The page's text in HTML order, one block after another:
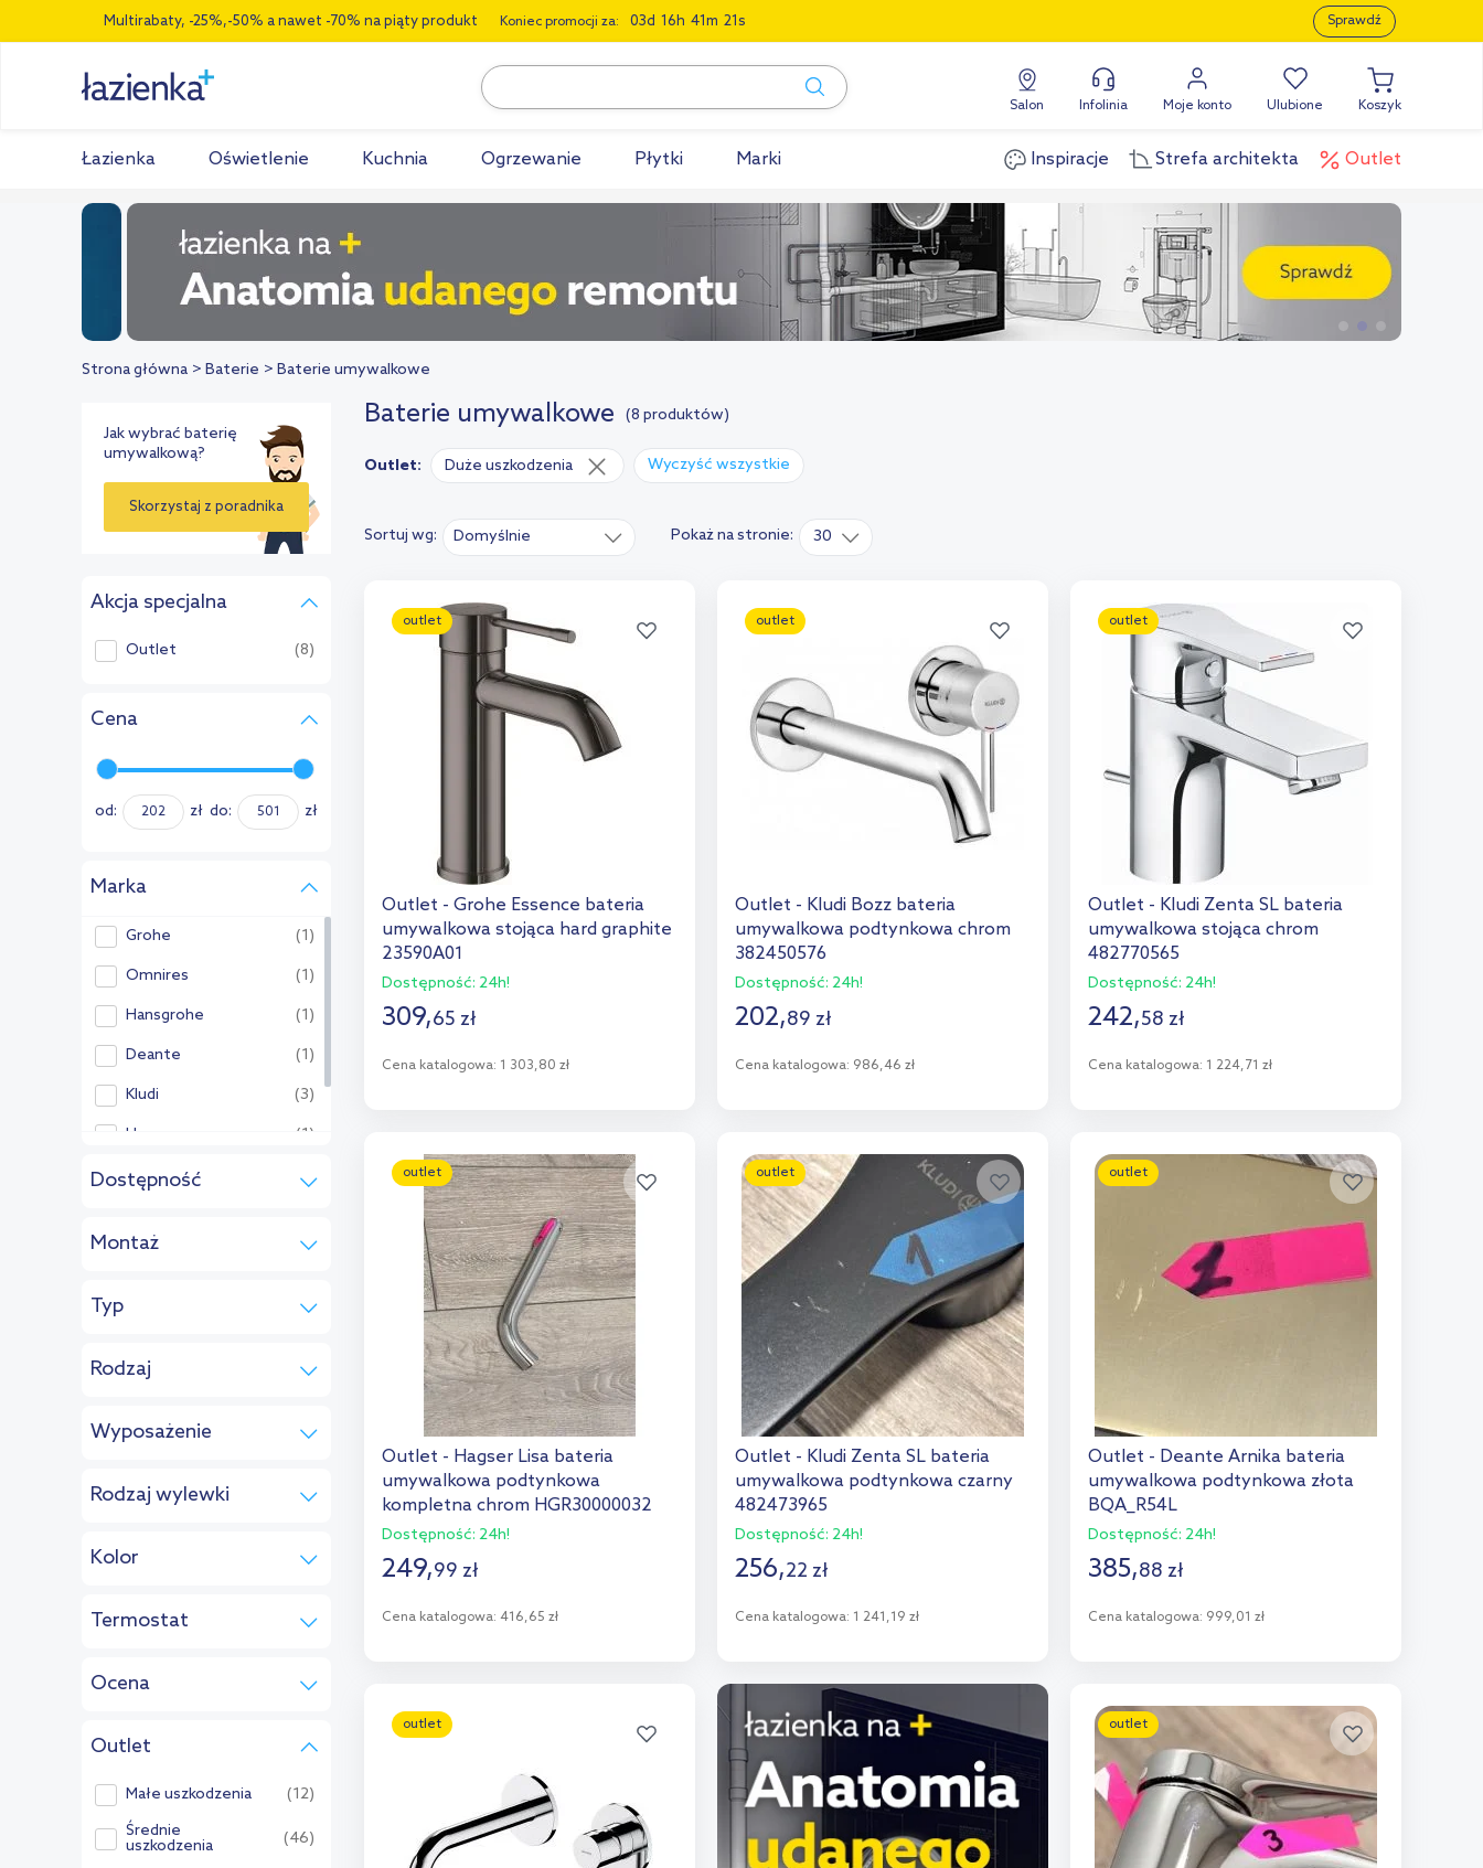
Multirabaty, -25%,-50% a nawet -70% na piąty produkt Koniec promocji za: 03 16 41 20 Sprawdź
Salon Infolinia Moje konto Ulubione Koszyk
Łazienka Oświetlenie Kuchnia Ogrzewanie Płytki Marki Inspiracje Strefa architekta Outlet
Strona główna Baterie Baterie umywalkowe
Jak wybrać baterię
umywalkową?
Skorzystaj z poradnika
Akcja specjalna
Outlet (8)
Cena
od: zł do: zł
Marka
Grohe (1)
Omnires (1)
Hansgrohe (1)
Deante (1)
Kludi (3)
Hagser (1)
Pozostałe:
Dostępność
Montaż
(3)
Typ
Rodzaj
Wyposażenie
z korkiem (1)
Rodzaj wylewki
Kolor
złoty (1)
Termostat
Ocena
Outlet
Małe uszkodzenia
(12)
Średnie
uszkodzenia
(46)
Baterie umywalkowe (8 produktów)
Outlet: Duże uszkodzenia Wyczyść wszystkie
Sortuj wg: Domyślnie Pokaż na stronie: 30
outlet
Outlet - Grohe Essence bateria
umywalkowa stojąca hard graphite
23590A01
Dostępność: 24h!
309,65 zł
Cena katalogowa: 1 303,80 zł
Dodaj do porównania
outlet
Outlet - Kludi Bozz bateria
umywalkowa podtynkowa chrom
382450576
Dostępność: 24h!
202,89 zł
Cena katalogowa: 986,46 zł
Dodaj do porównania
outlet
Outlet - Kludi Zenta SL bateria
umywalkowa stojąca chrom
482770565
Dostępność: 24h!
242,58 zł
Cena katalogowa: 1 224,71 zł
Dodaj do porównania
outlet
Outlet - Hagser Lisa bateria
umywalkowa podtynkowa
kompletna chrom HGR30000032
Dostępność: 24h!
249,99 zł
Cena katalogowa: 416,65 zł
outlet
Outlet - Kludi Zenta SL bateria
umywalkowa podtynkowa czarny
482473965
Dostępność: 24h!
256,22 zł
Cena katalogowa: 1 241,19 zł
Dodaj do porównania
outlet
Outlet - Deante Arnika bateria
umywalkowa podtynkowa złota
BQA_R54L
Dostępność: 24h!
385,88 zł
Cena katalogowa: 999,01 zł
Dodaj do porównania
outlet outlet